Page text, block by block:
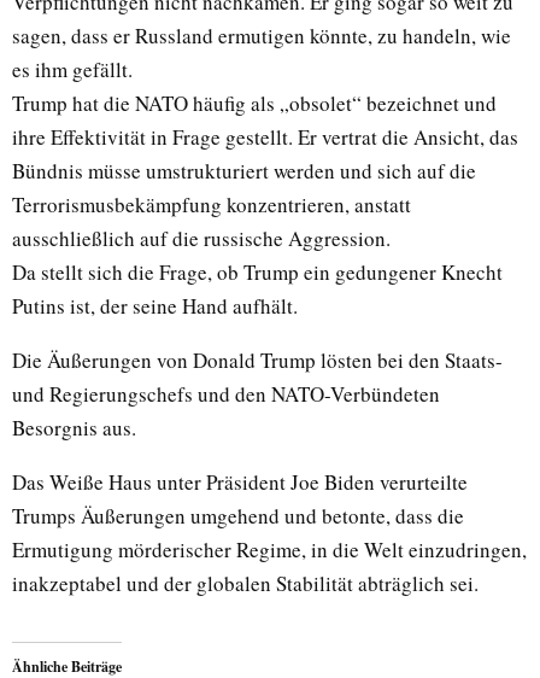
sagen, dass er Russland ermutigen könnte, zu handeln, wie
es ihm gefällt.
Trump hat die NATO häufig als „obsolet“ bezeichnet und
ihre Effektivität in Frage gestellt. Er vertrat die Ansicht, das
Bündnis müsse umstrukturiert werden und sich auf die
Terrorismusbekämpfung konzentrieren, anstatt
ausschließlich auf die russische Aggression.
Da stellt sich die Frage, ob Trump ein gedungener Knecht
Putins ist, der seine Hand aufhält.
Die Äußerungen von Donald Trump lösten bei den Staats-
und Regierungschefs und den NATO-Verbündeten
Besorgnis aus.
Das Weiße Haus unter Präsident Joe Biden verurteilte
Trumps Äußerungen umgehend und betonte, dass die
Ermutigung mörderischer Regime, in die Welt einzudringen,
inakzeptabel und der globalen Stabilität abträglich sei.
Ähnliche Beiträge